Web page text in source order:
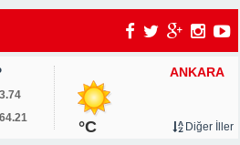
ANKARA
°C Diğer İller